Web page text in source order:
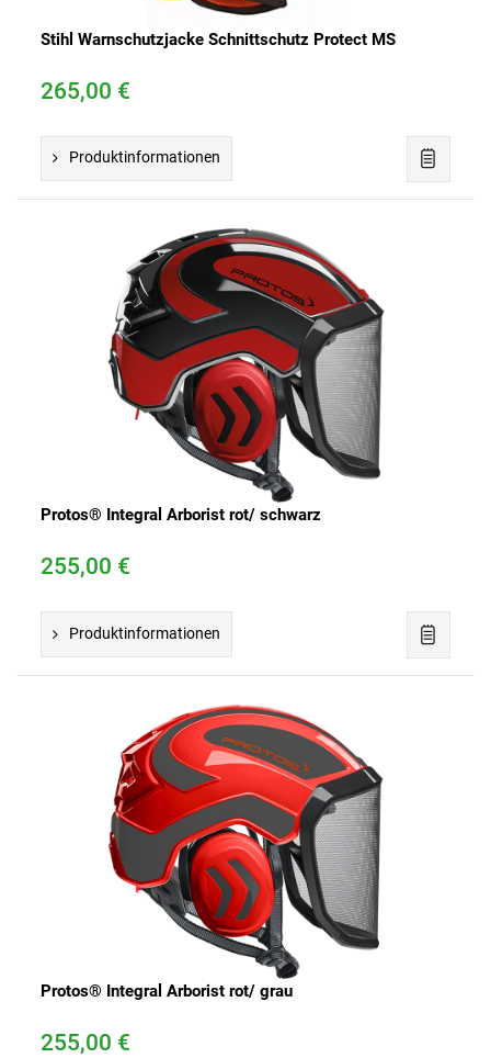
Stihl Warnschutzjacke Schnittschutz Protect MS
265,00 €
Produktinformationen
Protos® Integral Arborist rot/ schwarz
255,00 €
Produktinformationen
Protos® Integral Arborist rot/ grau
255,00 €